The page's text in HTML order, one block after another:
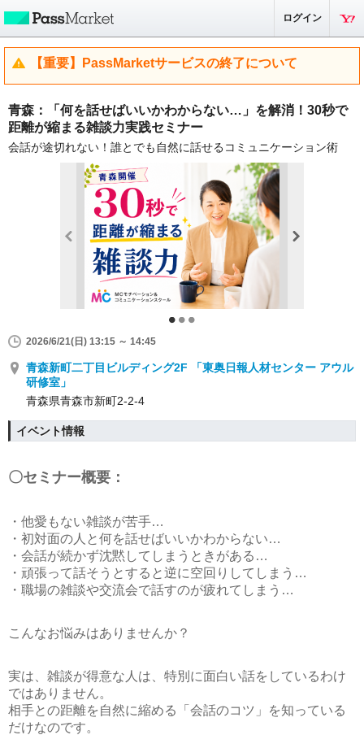
ログイン
【重要】PassMarketサービスの終了について
青森：「何を話せばいいかわからない…」を解消！30秒で
距離が縮まる雑談力実践セミナー
会話が途切れない！誰とでも自然に話せるコミュニケーション術
2026/6/21(日) 13:15 ～ 14:45
青森新町二丁目ビルディング2F 「東奥日報人材センター アウル
研修室」
青森県青森市新町2-2-4
イベント情報
〇セミナー概要：
・他愛もない雑談が苦手…
・初対面の人と何を話せばいいかわからない…
・会話が続かず沈黙してしまうときがある…
・頑張って話そうとすると逆に空回りしてしまう…
・職場の雑談や交流会で話すのが疲れてしまう…
こんなお悩みはありませんか？
実は、雑談が得意な人は、特別に面白い話をしているわけ
ではありません。
相手との距離を自然に縮める「会話のコツ」を知っている
だけなのです。